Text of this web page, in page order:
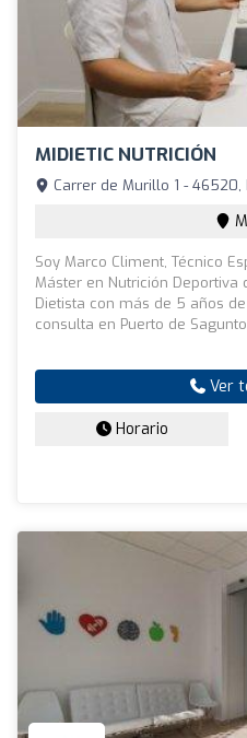
MIDIETIC NUTRICIÓN
Carrer de Murillo 1 - 46520,
Soy Marco Climent, Técnico
Máster en Nutrición Deportiva
Dietista con más de 5 años
consulta en Puerto de Sagunto
Ver
Horario